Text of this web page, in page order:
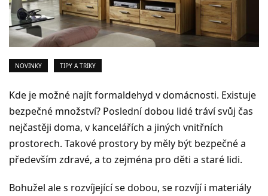
NOVINKY TIPY A TRIKY
Kde je možné najít formaldehyd v domácnosti. Existuje
bezpečné množství? Poslední dobou lidé tráví svůj čas
nejčastěji doma, v kancelářích a jiných vnitřních
prostorech. Takové prostory by měly být bezpečné a
především zdravé, a to zejména pro děti a staré lidi.
Bohužel ale s rozvíjející se dobou, se rozvíjí i materiály